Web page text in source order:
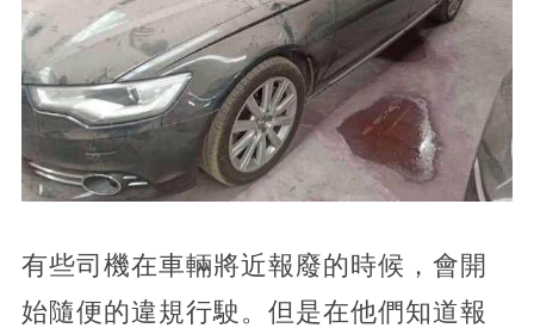
有些司機在車輛將近報廢的時候，會開
始隨便的違規行駛。但是在他們知道報